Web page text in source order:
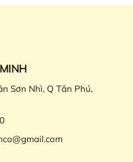
Sơn Nhì, Q Tân Phú,